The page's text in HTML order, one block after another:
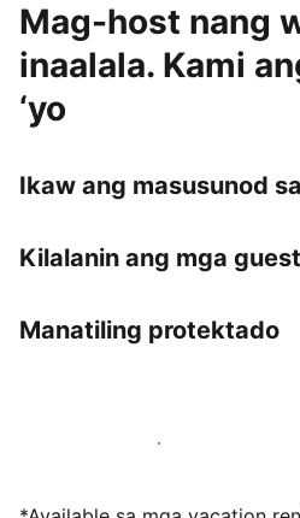
Mag-host nang
inaalala. Kami
‘yo
Ikaw ang masusunod
Kilalanin ang mga
Manatiling protektado
Mag-host sa amin ngayon